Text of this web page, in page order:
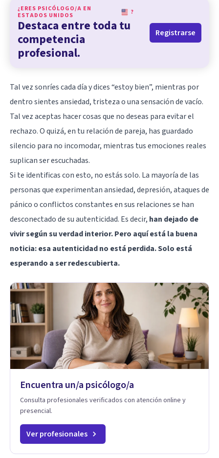
¿ERES PSICÓLOGO/A EN
ESTADOS UNIDOS
?
Destaca entre toda tu
competencia
profesional.
Registrarse
Tal vez sonríes cada día y dices “estoy bien”, mientras por
dentro sientes ansiedad, tristeza o una sensación de vacío.
Tal vez aceptas hacer cosas que no deseas para evitar el
rechazo. O quizá, en tu relación de pareja, has guardado
silencio para no incomodar, mientras tus emociones reales
suplican ser escuchadas.
Si te identificas con esto, no estás solo. La mayoría de las
personas que experimentan ansiedad, depresión, ataques de
pánico o conflictos constantes en sus relaciones se han
desconectado de su autenticidad. Es decir, han dejado de
vivir según su verdad interior. Pero aquí está la buena
noticia: esa autenticidad no está perdida. Solo está
esperando a ser redescubierta.
Encuentra un/a psicólogo/a
Consulta profesionales verificados con atención online y
presencial.
Ver profesionales